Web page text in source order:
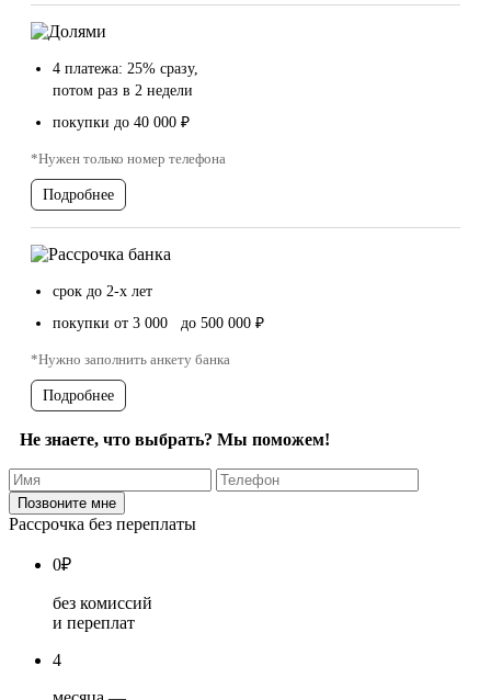
4 платежа: 25% сразу,
потом раз в 2 недели
покупки до 40 000 ₽
*Нужен только номер телефона
Подробнее
срок до 2-х лет
покупки от 3 000 до 500 000 ₽
*Нужно заполнить анкету банка
Подробнее
Не знаете, что выбрать? Мы поможем!
Рассрочка без переплаты
0₽
без комиссий
и переплат
4